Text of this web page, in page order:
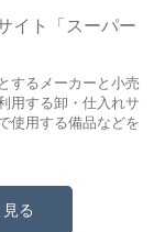
イト「スーパー
するメーカーと小売
用する卸・仕入れサ
使用する備品などを
る